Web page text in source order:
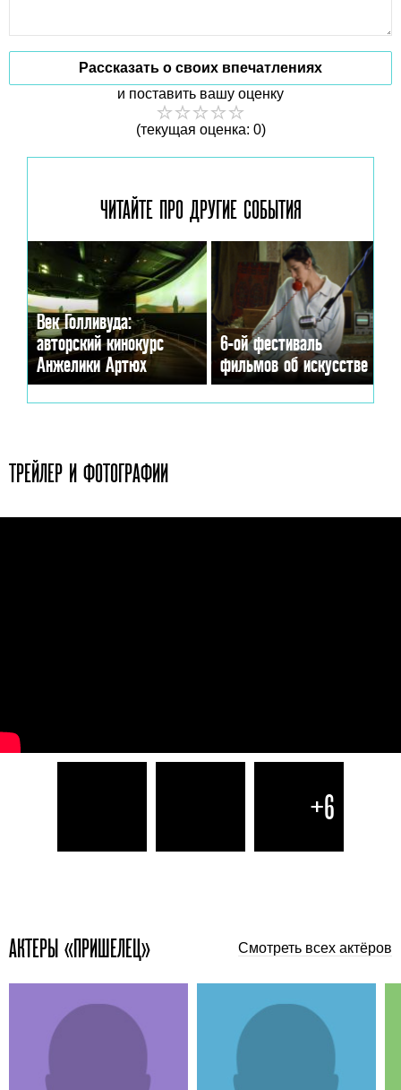
Рассказать о своих впечатлениях
и поставить вашу оценку
(текущая оценка: 0)
ЧИТАЙТЕ ПРО ДРУГИЕ СОБЫТИЯ
Век Голливуда:
авторский кинокурс
Анжелики Артюх
6-ой фестиваль
фильмов об искусстве
ТРЕЙЛЕР И ФОТОГРАФИИ
+6
АКТЕРЫ «ПРИШЕЛЕЦ» Смотреть всех актёров